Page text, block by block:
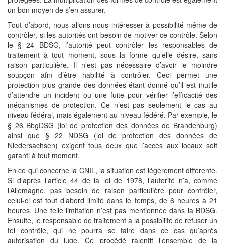
un bon moyen de s’en assurer.
Tout d’abord, nous allons nous intéresser à possibilité même de
contrôler, si les autorités ont besoin de motiver ce contrôle. Selon
le § 24 BDSG, l’autorité peut contrôler les responsables de
traitement à tout moment, sous la forme qu’elle désire, sans
raison particulière. Il n’est pas nécessaire d’avoir le moindre
soupçon afin d’être habilité à contrôler. Ceci permet une
protection plus grande des données étant donné qu’il est inutile
d’attendre un incident ou une fuite pour vérifier l’efficacité des
mécanismes de protection. Ce n’est pas seulement le cas au
niveau fédéral, mais également au niveau fédéré. Par exemple, le
§ 26 BbgDSG (loi de protection des données de Brandenburg)
ainsi que § 22 NDSG (loi de protection des données de
Niedersachsen) exigent tous deux que l’accès aux locaux soit
garanti à tout moment.
En ce qui concerne la CNIL, la situation est légèrement différente.
Si d’après l’article 44 de la loi de 1978, l’autorité n’a, comme
l’Allemagne, pas besoin de raison particulière pour contrôler,
celui-ci est tout d’abord limité dans le temps, de 6 heures à 21
heures. Une telle limitation n’est pas mentionnée dans la BDSG.
Ensuite, le responsable de traitement a la possibilité de refuser un
tel contrôle, qui ne pourra se faire dans ce cas qu’après
autorisation du juge. Ce procédé ralentit l’ensemble de la